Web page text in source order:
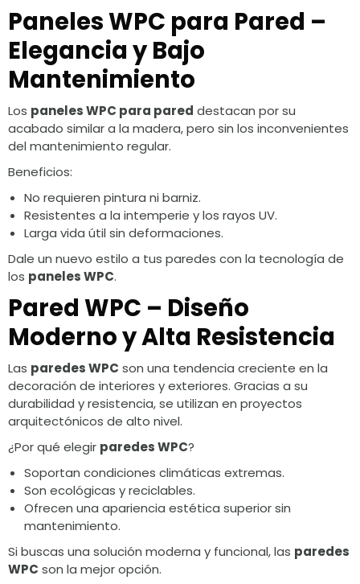
Paneles WPC para Pared –
Elegancia y Bajo
Mantenimiento
Los paneles WPC para pared destacan por su
acabado similar a la madera, pero sin los inconvenientes
del mantenimiento regular.
Beneficios:
No requieren pintura ni barniz.
Resistentes a la intemperie y los rayos UV.
Larga vida útil sin deformaciones.
Dale un nuevo estilo a tus paredes con la tecnología de
los paneles WPC.
Pared WPC – Diseño
Moderno y Alta Resistencia
Las paredes WPC son una tendencia creciente en la
decoración de interiores y exteriores. Gracias a su
durabilidad y resistencia, se utilizan en proyectos
arquitectónicos de alto nivel.
¿Por qué elegir paredes WPC?
Soportan condiciones climáticas extremas.
Son ecológicas y reciclables.
Ofrecen una apariencia estética superior sin
mantenimiento.
Si buscas una solución moderna y funcional, las paredes
WPC son la mejor opción.